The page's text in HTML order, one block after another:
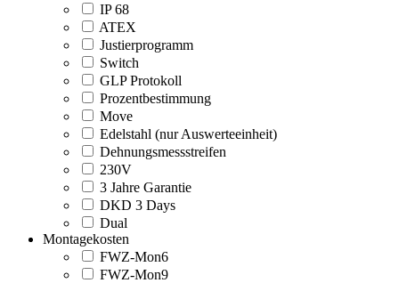
IP 68
ATEX
Justierprogramm
Switch
GLP Protokoll
Prozentbestimmung
Move
Edelstahl (nur Auswerteeinheit)
Dehnungsmessstreifen
230V
3 Jahre Garantie
DKD 3 Days
Dual
Montagekosten
FWZ-Mon6
FWZ-Mon9